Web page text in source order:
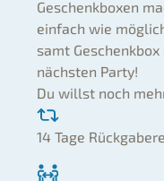
Geschenkboxen
einfach wie
samt
nächsten Party!
Du willst noch
14 Tage